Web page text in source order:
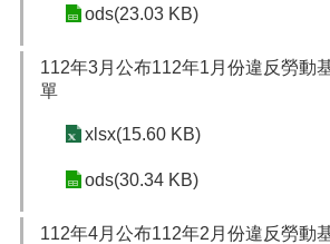
ods(23.03 KB)
112年3月公布112年1月份違反勞動
單
xlsx(15.60 KB)
ods(30.34 KB)
112年4月公布112年2月份違反勞動